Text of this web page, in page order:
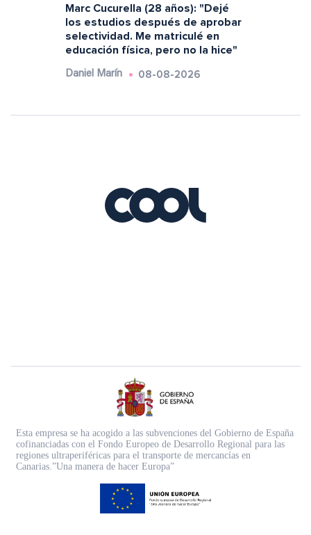
Marc Cucurella (28 años): "Dejé
los estudios después de aprobar
selectividad. Me matriculé en
educación física, pero no la hice"
Daniel Marín 08-08-2026
Esta empresa se ha acogido a las subvenciones del Gobierno de España
cofinanciadas con el Fondo Europeo de Desarrollo Regional para las
regiones ultraperiféricas para el transporte de mercancías en
Canarias.”Una manera de hacer Europa”